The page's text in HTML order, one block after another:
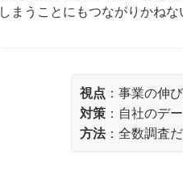
しまうことにもつながりかね
視点 ：事業の伸
対策 ：自社のデ
方法：全数調査